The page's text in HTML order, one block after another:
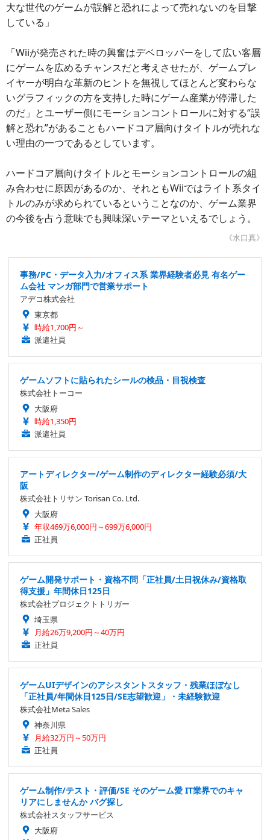
大な世代のゲームが誤解と恐れによって売れないのを目撃
している」
「Wiiが発売された時の興奮はデベロッパーをして広い客層
にゲームを広めるチャンスだと考えさせたが、ゲームプレ
イヤーが明白な革新のヒントを無視してほとんど変わらな
いグラフィックの方を支持した時にゲーム産業が停滞した
のだ」とユーザー側にモーションコントロールに対する“誤
解と恐れ”があることもハードコア層向けタイトルが売れな
い理由の一つであるとしています。
ハードコア層向けタイトルとモーションコントロールの組
み合わせに原因があるのか、それともWiiではライト系タイ
トルのみが求められているということなのか、ゲーム業界
の今後を占う意味でも興味深いテーマといえるでしょう。
《水口真》
事務/PC・データ入力/オフィス系 業界経験者必見 有名ゲー
ム会社 マンガ部門で営業サポート
アデコ株式会社
東京都
時給1,700円～
派遣社員
ゲームソフトに貼られたシールの検品・目視検査
株式会社トーコー
大阪府
時給1,350円
派遣社員
アートディレクター/ゲーム制作のディレクター経験必須/大
阪
株式会社トリサン Torisan Co. Ltd.
大阪府
年収469万6,000円～699万6,000円
正社員
ゲーム開発サポート・資格不問「正社員/土日祝休み/資格取
得支援」年間休日125日
株式会社プロジェクトトリガー
埼玉県
月給26万9,200円～40万円
正社員
ゲームUIデザインのアシスタントスタッフ・残業ほぼなし
「正社員/年間休日125日/SE志望歓迎」・未経験歓迎
株式会社Meta Sales
神奈川県
月給32万円～50万円
正社員
ゲーム制作/テスト・評価/SE そのゲーム愛 IT業界でのキャ
リアにしませんか バグ探し
株式会社スタッフサービス
大阪府